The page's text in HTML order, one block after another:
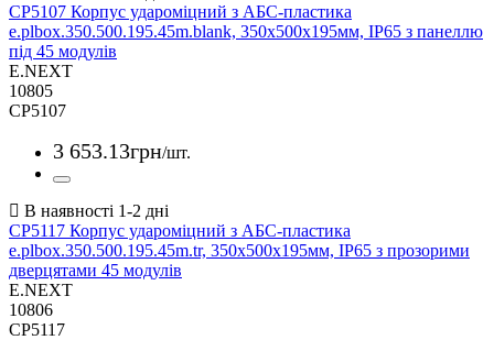
CP5107 Корпус удароміцний з АБС-пластика
e.plbox.350.500.195.45m.blank, 350х500х195мм, IP65 з панеллю
під 45 модулів
E.NEXT
10805
CP5107
3 653.13грн/шт.
CP5117 Корпус удароміцний з АБС-пластика
e.plbox.350.500.195.45m.tr, 350х500х195мм, IP65 з прозорими
дверцятами 45 модулів
E.NEXT
10806
CP5117